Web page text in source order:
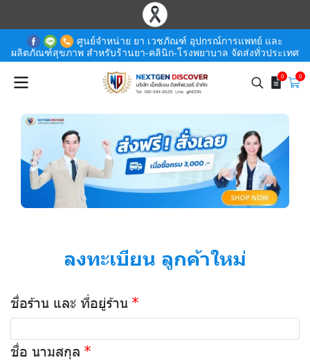
ศูนย์จำหน่าย ยา เวชภัณฑ์ อุปกรณ์การแพทย์ และ
ผลิตภัณฑ์สุขภาพ สำหรับร้านยา-คลินิก-โรงพยาบาล จัดส่งทั่วประเทศ
0 0
ลงทะเบียน ลูกค้าใหม่
ชื่อร้าน และ ที่อยู่ร้าน
ชื่อ นามสกุล